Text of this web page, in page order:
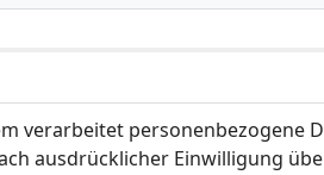
verarbeitet personenbezogene
ausdrücklicher Einwilligung